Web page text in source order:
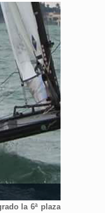
la 6ª plaza